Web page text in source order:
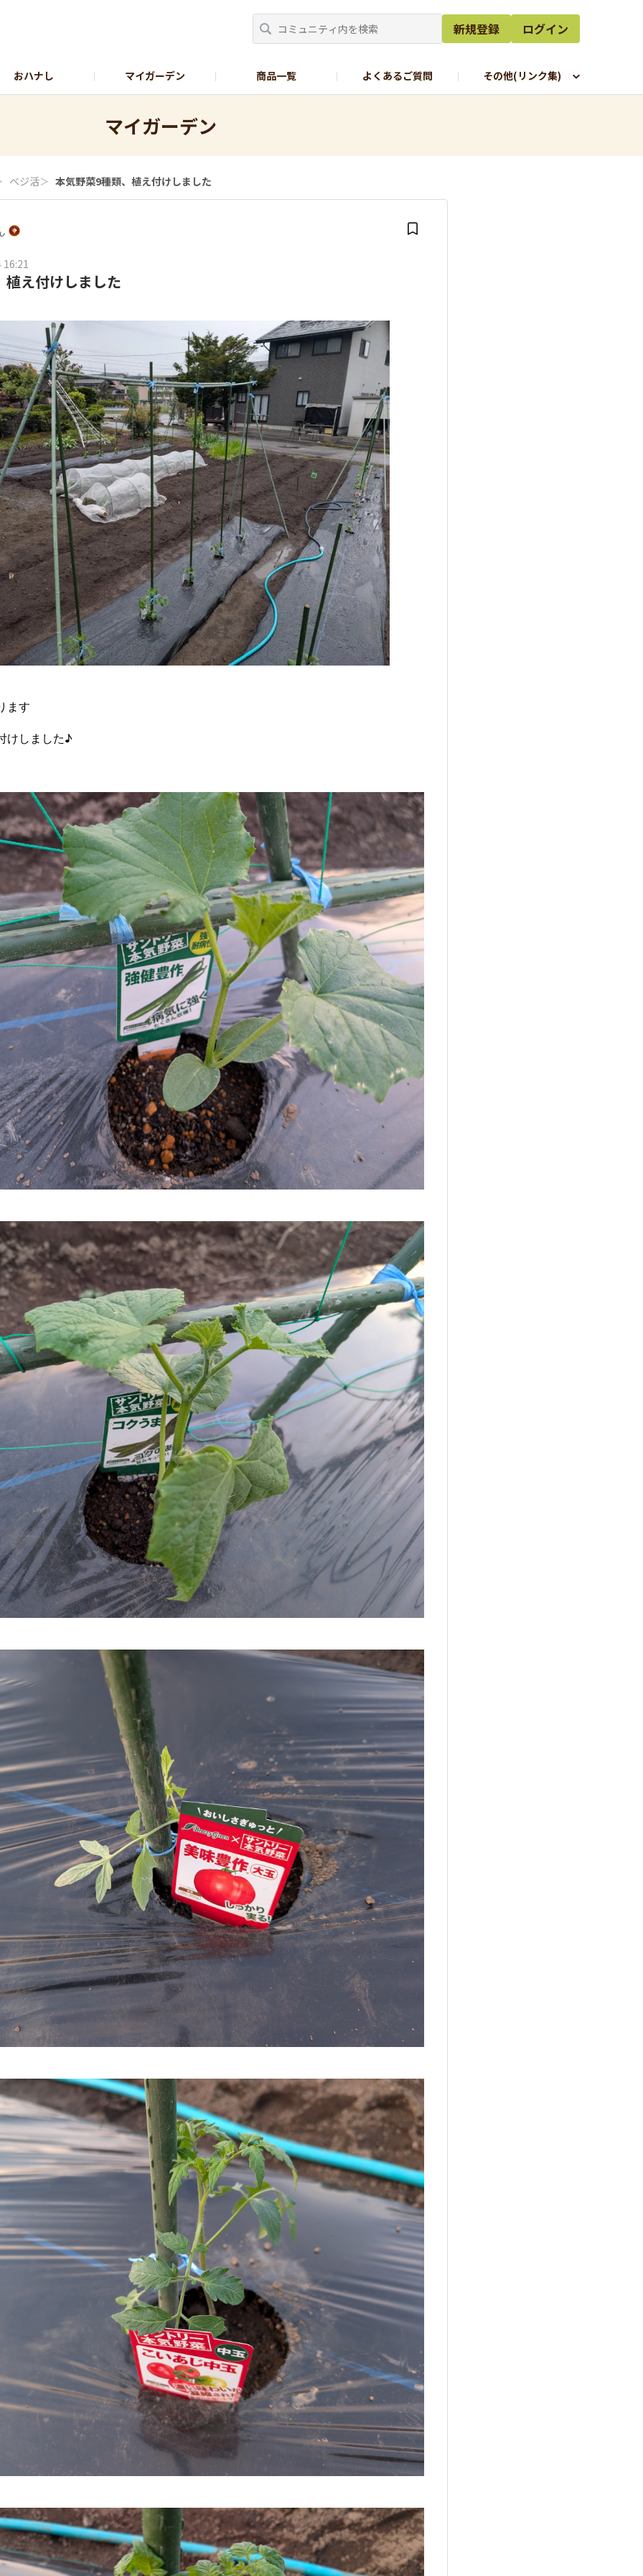
新規登録 ログイン
おハナし マイガーデン 商品一覧 よくあるご質問 その他(リンク集)
マイガーデン
ベジ活＞ 本気野菜9種類、植え付けしました
え付けしました
ます
けしました♪